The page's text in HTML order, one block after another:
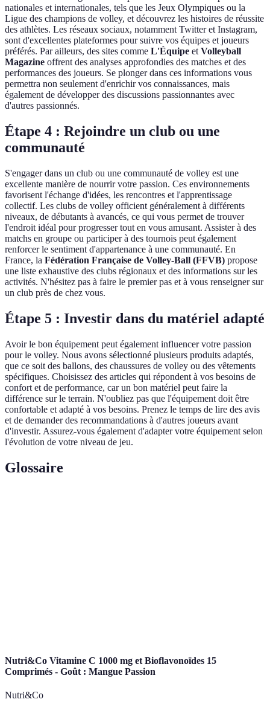
nationales et internationales, tels que les Jeux Olympiques ou la
Ligue des champions de volley, et découvrez les histoires de réussite
des athlètes. Les réseaux sociaux, notamment Twitter et Instagram,
sont d'excellentes plateformes pour suivre vos équipes et joueurs
préférés. Par ailleurs, des sites comme L'Équipe etVolleyball
Magazine offrent des analyses approfondies des matches et des
performances des joueurs. Se plonger dans ces informations vous
permettra non seulement d'enrichir vos connaissances, mais
également de développer des discussions passionnantes avec
d'autres passionnés.
Étape 4 : Rejoindre un club ou une
communauté
S'engager dans un club ou une communauté de volley est une
excellente manière de nourrir votre passion. Ces environnements
favorisent l'échange d'idées, les rencontres et l'apprentissage
collectif. Les clubs de volley officient généralement à différents
niveaux, de débutants à avancés, ce qui vous permet de trouver
l'endroit idéal pour progresser tout en vous amusant. Assister à des
matchs en groupe ou participer à des tournois peut également
renforcer le sentiment d'appartenance à une communauté. En
France, la Fédération Française de Volley-Ball (FFVB) propose
une liste exhaustive des clubs régionaux et des informations sur les
activités. N'hésitez pas à faire le premier pas et à vous renseigner sur
un club près de chez vous.
Étape 5 : Investir dans du matériel adapté
Avoir le bon équipement peut également influencer votre passion
pour le volley. Nous avons sélectionné plusieurs produits adaptés,
que ce soit des ballons, des chaussures de volley ou des vêtements
spécifiques. Choisissez des articles qui répondent à vos besoins de
confort et de performance, car un bon matériel peut faire la
différence sur le terrain. N'oubliez pas que l'équipement doit être
confortable et adapté à vos besoins. Prenez le temps de lire des avis
et de demander des recommandations à d'autres joueurs avant
d'investir. Assurez-vous également d'adapter votre équipement selon
l'évolution de votre niveau de jeu.
Glossaire
Nutri&Co Vitamine C 1000 mg et Bioflavonoïdes 15
Comprimés - Goût : Mangue Passion
Nutri&Co